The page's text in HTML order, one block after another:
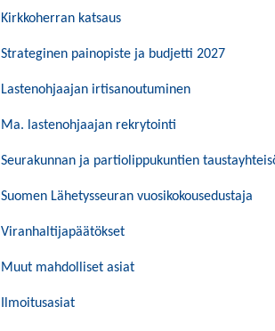
Kirkkoherran katsaus
Strateginen painopiste ja budjetti 2027
Lastenohjaajan irtisanoutuminen
Ma. lastenohjaajan rekrytointi
Seurakunnan ja partiolippukuntien
Suomen Lähetysseuran vuosikokousedustaja
Viranhaltijapäätökset
Muut mahdolliset asiat
Ilmoitusasiat